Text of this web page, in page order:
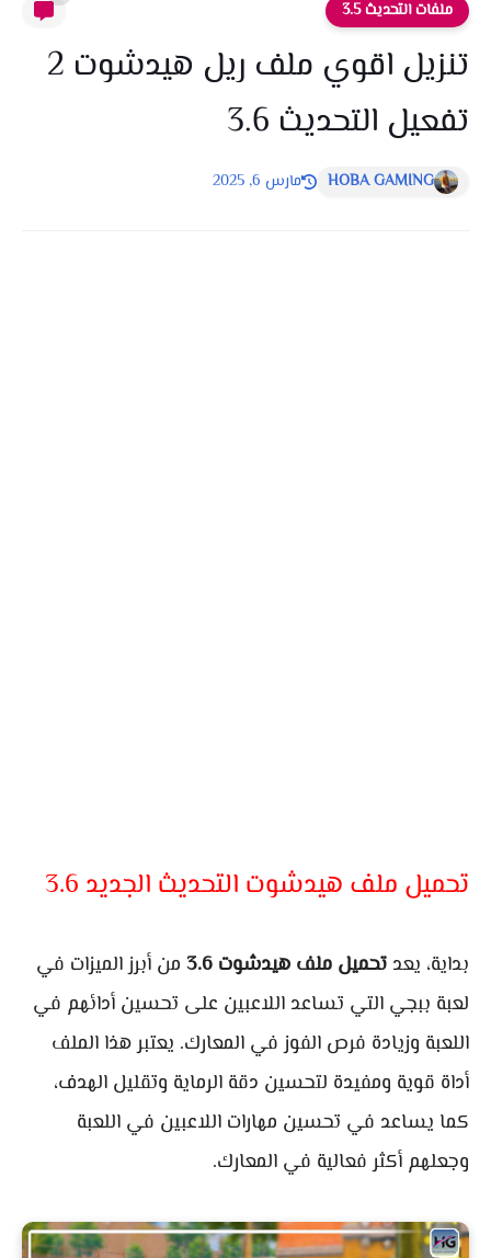
ملفات التحديث 3.5
تنزيل اقوي ملف ريل هيدشوت 2
تفعيل التحديث 3.6
HOBA GAMING مارس 6, 2025
تحميل ملف هيدشوت التحديث الجديد 3.6
بداية، يعد تحميل ملف هيدشوت 3.6
من أبرز الميزات في
لعبة ببجي التي تساعد اللاعبين على تحسين أدائهم في
اللعبة وزيادة فرص الفوز في المعارك. يعتبر هذا الملف
أداة قوية ومفيدة لتحسين دقة الرماية وتقليل الهدف،
كما يساعد في تحسين مهارات اللاعبين في اللعبة
وجعلهم أكثر فعالية في المعارك.